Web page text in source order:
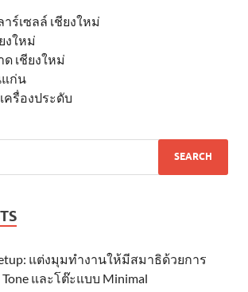
ร์เซลล์ เชียงใหม่
งใหม่
เชียงใหม่
แก่น
รื่องประดับ
แต่งมุมทำงานให้มีสมาธิด้วยการ
และโต๊ะแบบ Minimal